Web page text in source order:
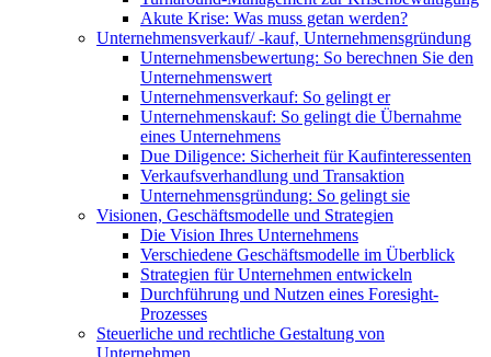
Akute Krise: Was muss getan werden?
Unternehmensverkauf/ -kauf, Unternehmensgründung
Unternehmensbewertung: So berechnen Sie den
Unternehmenswert
Unternehmensverkauf: So gelingt er
Unternehmenskauf: So gelingt die Übernahme
eines Unternehmens
Due Diligence: Sicherheit für Kaufinteressenten
Verkaufsverhandlung und Transaktion
Unternehmensgründung: So gelingt sie
Visionen, Geschäftsmodelle und Strategien
Die Vision Ihres Unternehmens
Verschiedene Geschäftsmodelle im Überblick
Strategien für Unternehmen entwickeln
Durchführung und Nutzen eines Foresight-
Prozesses
Steuerliche und rechtliche Gestaltung von
Unternehmen